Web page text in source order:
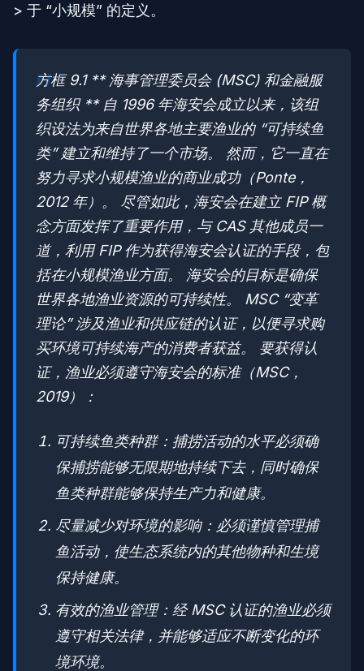
> 于 “小规模” 的定义。
方框 9.1 ** 海事管理委员会 (MSC) 和金融服
务组织 ** 自 1996 年海安会成立以来，该组
织设法为来自世界各地主要渔业的 “可持续鱼
类” 建立和维持了一个市场。 然而，它一直在
努力寻求小规模渔业的商业成功（Ponte，
2012 年）。 尽管如此，海安会在建立 FIP 概
念方面发挥了重要作用，与 CAS 其他成员一
道，利用 FIP 作为获得海安会认证的手段，包
括在小规模渔业方面。 海安会的目标是确保
世界各地渔业资源的可持续性。 MSC “变革
理论” 涉及渔业和供应链的认证，以便寻求购
买环境可持续海产的消费者获益。 要获得认
证，渔业必须遵守海安会的标准（MSC，
2019）：
可持续鱼类种群：捕捞活动的水平必须确
保捕捞能够无限期地持续下去，同时确保
鱼类种群能够保持生产力和健康。
尽量减少对环境的影响：必须谨慎管理捕
鱼活动，使生态系统内的其他物种和生境
保持健康。
有效的渔业管理：经 MSC 认证的渔业必须
遵守相关法律，并能够适应不断变化的环
境环境。